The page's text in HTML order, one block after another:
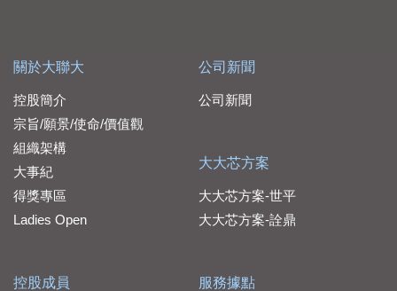
關於大聯大
控股簡介
宗旨/願景/使命/價值觀
組織架構
大事紀
得獎專區
Ladies Open
控股成員
公司新聞
公司新聞
大大芯方案
大大芯方案-世平
大大芯方案-詮鼎
服務據點